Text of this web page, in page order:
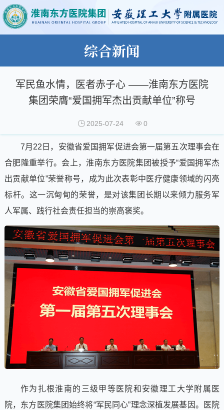
综合新闻
军民鱼水情，医者赤子心 ——淮南东方医院
集团荣膺“爱国拥军杰出贡献单位”称号
2025-07-24 0
7月22日，安徽省爱国拥军促进会第一届第五次理事会在
合肥隆重举行。会上，淮南东方医院集团被授予“爱国拥军杰
出贡献单位”荣誉称号，成为此次表彰中医疗健康领域的闪亮
标杆。这一沉甸甸的荣誉，是对该集团长期以来倾力服务军
人军属、践行社会责任担当的崇高褒奖。
作为扎根淮南的三级甲等医院和安徽理工大学附属医
院，东方医院集团始终将“军民同心”理念深植发展基因。医院